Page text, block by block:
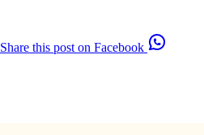
Share this post on Facebook